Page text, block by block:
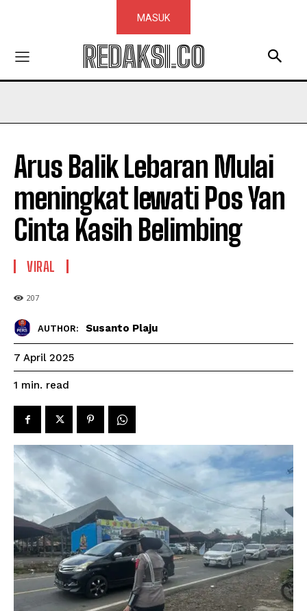
MASUK
REDAKSI.CO
Arus Balik Lebaran Mulai
meningkat lewati Pos Yan
Cinta Kasih Belimbing
VIRAL
207
AUTHOR: Susanto Plaju
7 April 2025
1 min. read